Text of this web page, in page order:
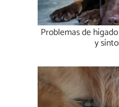
Problemas de
y